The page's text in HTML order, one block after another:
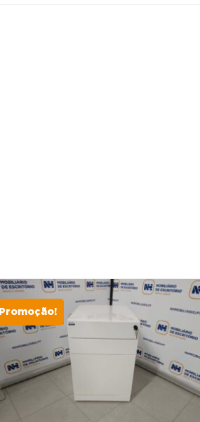
Promoção!